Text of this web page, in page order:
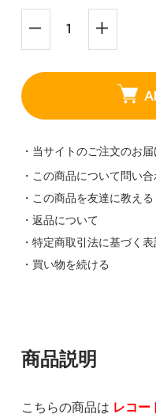
・当サイトのご注文のお
・この商品について問い合
・この商品を友達に教える
・返品について
・特定商取引法に基づく表
・買い物を続ける
商品説明
こちらの商品は レコー